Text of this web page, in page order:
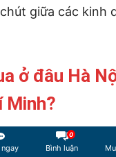
giữa các kinh
ở đâu Hà
Minh?
mới được nghiên
0
Bình luận